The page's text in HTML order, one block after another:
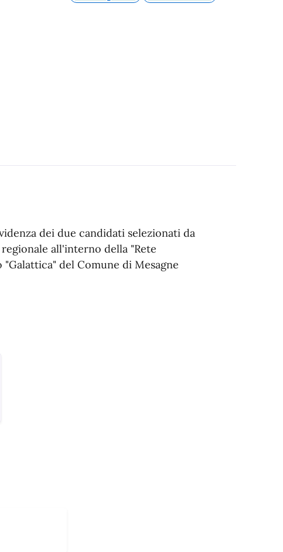
dei due candidati selezionati da
all'interno della "Rete
del Comune di Mesagne